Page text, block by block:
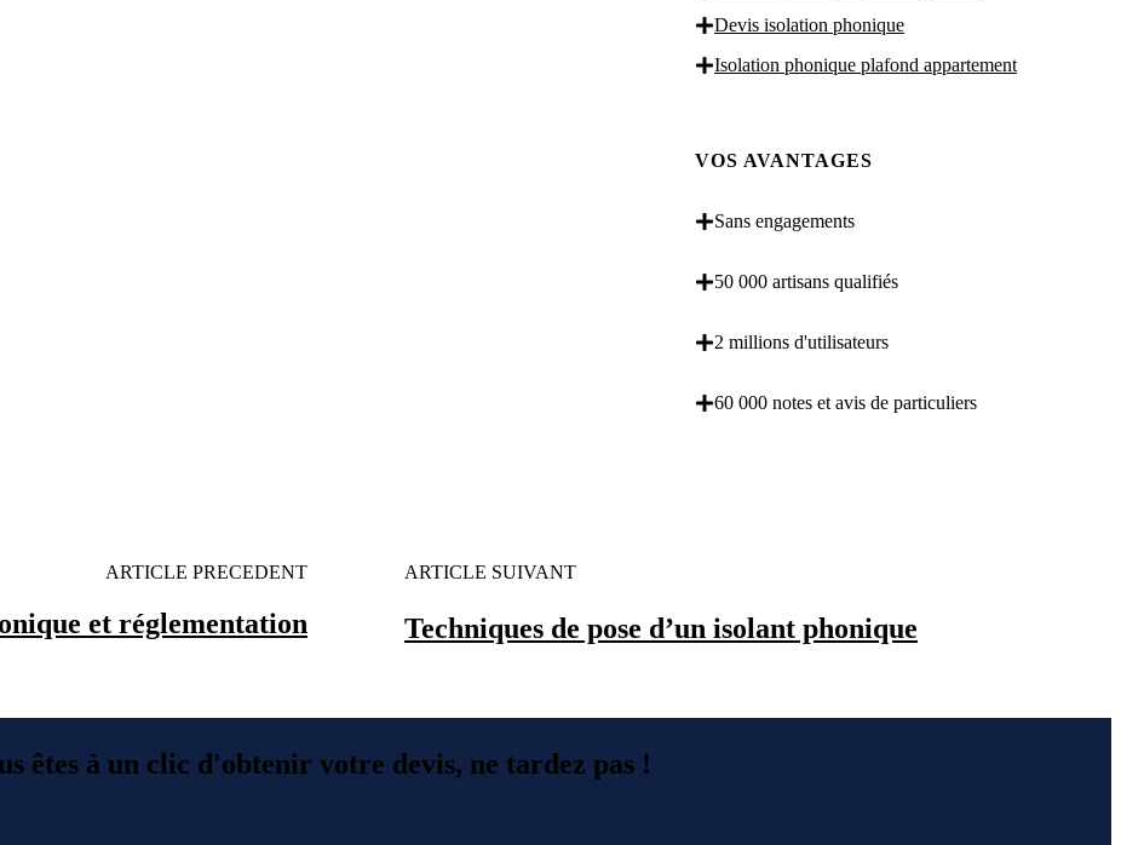
Devis isolation phonique
Isolation phonique plafond appartement
VOS AVANTAGES
Sans engagements
50 000 artisans qualifiés
2 millions d'utilisateurs
60 000 notes et avis de particuliers
ARTICLE PRECEDENT
et réglementation
ARTICLE SUIVANT
Techniques de pose d’un isolant phonique
êtes à un clic d'obtenir votre devis, ne tardez pas !